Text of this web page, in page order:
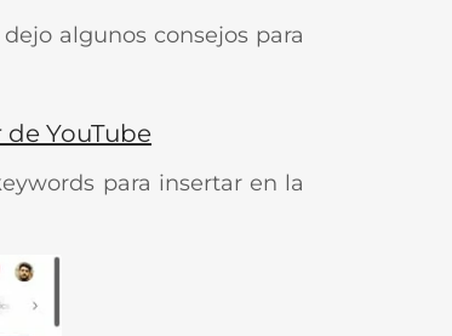
algunos consejos para
YouTube
para insertar en la